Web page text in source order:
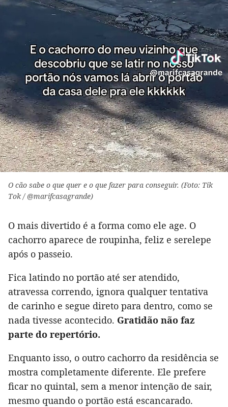
O cão sabe o que quer e o que fazer para conseguir. (Foto: Tik
Tok / @marifcasagrande)
O mais divertido é a forma como ele age. O
cachorro aparece de roupinha, feliz e serelepe
após o passeio.
Fica latindo no portão até ser atendido,
atravessa correndo, ignora qualquer tentativa
de carinho e segue direto para dentro, como se
nada tivesse acontecido. Gratidão não faz
parte do repertório.
Enquanto isso, o outro cachorro da residência se
mostra completamente diferente. Ele prefere
ficar no quintal, sem a menor intenção de sair,
mesmo quando o portão está escancarado.